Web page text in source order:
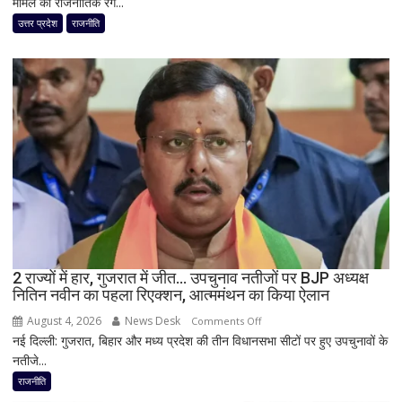
में
सीएम
योगी
का
बड़ा
बयान,
बोले-
SIT
जांच
में
किसी
साधु-
संत
की
भूमिका
उत्तर प्रदेश राजनीति
2 राज्यों में हार, गुजरात में जीत… उपचुनाव नतीजों पर BJP अध्यक्ष
नितिन नवीन का पहला रिएक्शन, आत्ममंथन का किया ऐलान
August 4, 2026 News Desk Comments Offon
2
हार,
नई दिल्ली: गुजरात, बिहार और मध्य प्रदेश की तीन विधानसभा सीटों पर हुए उपचुनावों के
नतीजे...
राजनीति